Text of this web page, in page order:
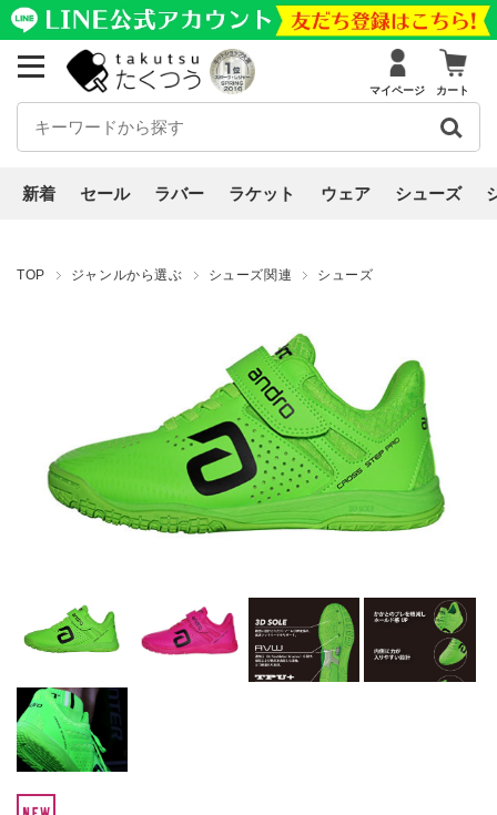
マイページ カート
新着 セール ラバー ラケット ウェア シューズ
TOP ジャンルから選ぶ シューズ関連 シューズ